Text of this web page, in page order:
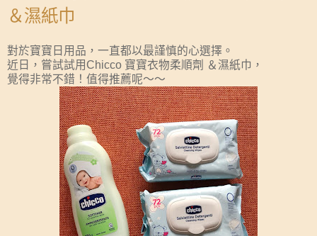
＆濕紙巾
對於寶寶日用品，一直都以最謹慎的心選擇。
近日，嘗試試用Chicco 寶寶衣物柔順劑 ＆濕紙巾，
覺得非常不錯！值得推薦呢～～